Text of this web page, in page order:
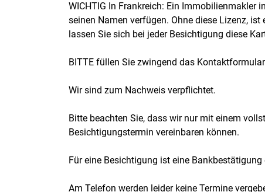
WICHTIG In Frankreich: Ein Immobilienmakler
seinen Namen verfügen. Ohne diese Lizenz,
lassen Sie sich bei jeder Besichtigung diese
BITTE füllen Sie zwingend das
Wir sind zum Nachweis verpflichtet.
Bitte beachten Sie, dass wir nur mit einem
Besichtigungstermin vereinbaren können.
Für eine Besichtigung ist eine Bankbestätigung
Am Telefon werden leider keine Termine